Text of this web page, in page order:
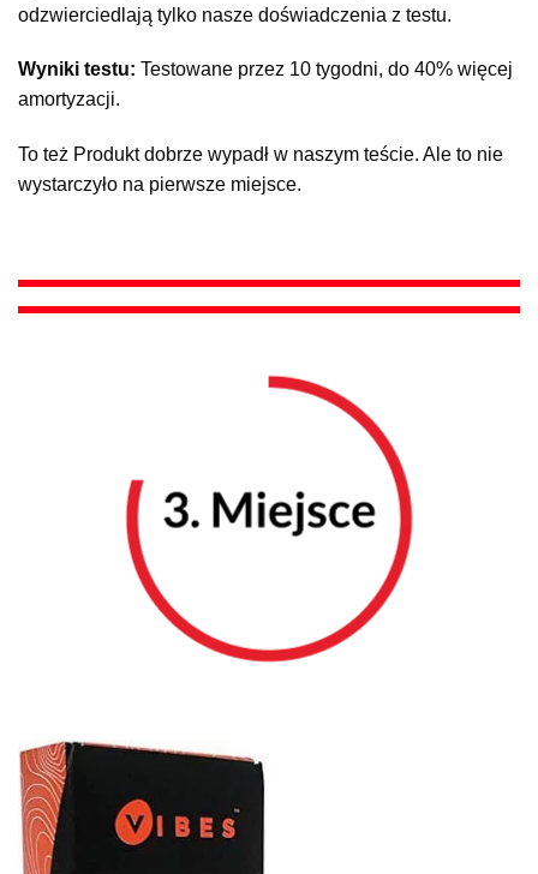
odzwierciedlają tylko nasze doświadczenia z testu.
Wyniki testu: Testowane przez 10 tygodni, do 40% więcej
amortyzacji.
To też Produkt dobrze wypadł w naszym teście. Ale to nie
wystarczyło na pierwsze miejsce.